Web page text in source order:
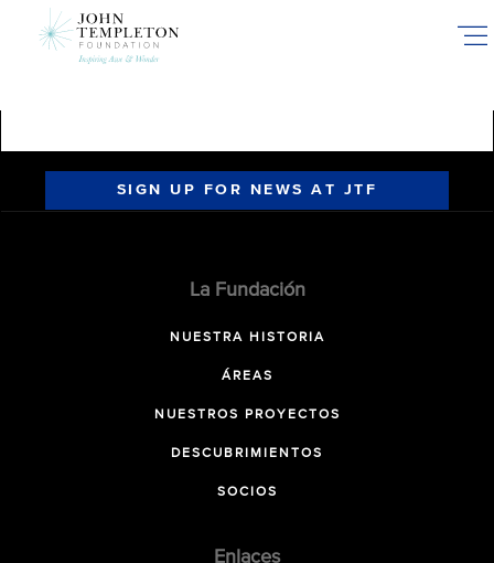
SIGN UP FOR NEWS AT JTF
La Fundación
NUESTRA HISTORIA
ÁREAS
NUESTROS PROYECTOS
DESCUBRIMIENTOS
SOCIOS
Enlaces